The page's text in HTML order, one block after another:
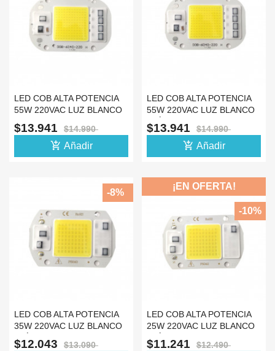
LED COB ALTA POTENCIA
55W 220VAC LUZ BLANCO
NEUTRO
$13.941 $14.990
add_shopping_cart Añadir
LED COB ALTA POTENCIA
55W 220VAC LUZ BLANCO
FRÍO
$13.941 $14.990
add_shopping_cart Añadir
LED COB ALTA POTENCIA
35W 220VAC LUZ BLANCO
FRÍO
$12.043 $13.090
-8%
LED COB ALTA POTENCIA
25W 220VAC LUZ BLANCO
FRÍO
$11.241 $12.490
¡EN OFERTA!
-10%